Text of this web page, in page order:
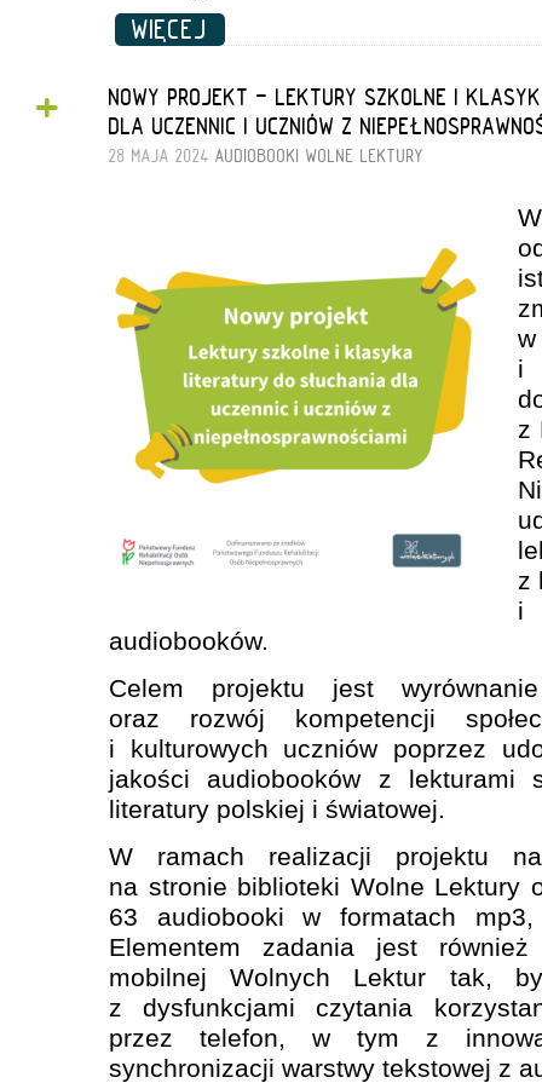
WIĘCEJ
+
NOWY PROJEKT - LEKTURY SZKOLNE I
DLA UCZENNIC I UCZNIÓW Z
28 MAJA 2024 AUDIOBOOKI WOLNE LEKTURY
i
z
z
i
audiobooków.
Celem projektu jest
oraz rozwój kompetencji
i kulturowych uczniów poprzez
jakości audiobooków z lekturami
literatury polskiej i światowej.
W ramach realizacji projektu
na stronie biblioteki Wolne Lektury
63 audiobooki w formatach
Elementem zadania jest również
mobilnej Wolnych Lektur tak,
z dysfunkcjami czytania
przez telefon, w tym z
synchronizacji warstwy tekstowej z